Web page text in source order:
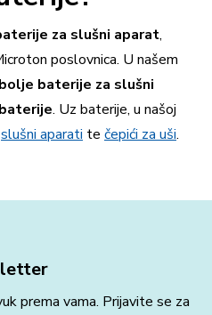
za slušni aparat,
poslovnica. U našem
baterije za slušni
. Uz baterije, u našoj
slušni aparati te čepići za uši.
prema vama. Prijavite se za